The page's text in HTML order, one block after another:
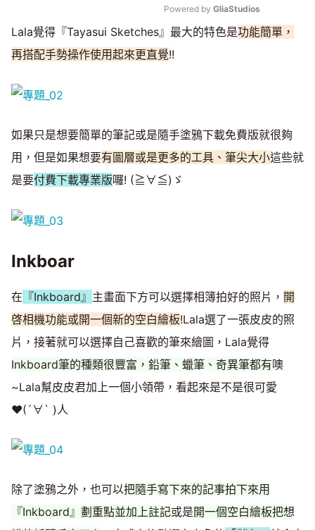
Mute
Powered by GliaStudios
Lala覺得『Tayasui Sketches』最大的特色是功能簡單，
再搭配手勢操作使用起來更直覺!!
如果只是想要簡單的筆記或是隨手塗鴉下載免費版就很夠
用，但是如果想要有圖層或是更多的工具、筆尖大小這些就
是要付費下載專業版囉! (≧∀≦)ゞ
Inkboar
在 『Inkboard』 主畫面下方可以選擇相簿拍好的照片， 開
啓相機功能或開一個新的空白繪板!Lala選了一張皮皮的照
片，接著就可以選擇自己喜歡的筆來繪圖，Lala覺得
Inkboard筆的種類很豐富，鉛筆、蠟筆、奇異筆都有噢
~Lala幫皮皮君加上一個小領帶，看起來是不是很可愛
♥(´∀` )人
除了塗鴉之外，也可以把隨手寫下來的記事拍下來用
『Inkboard』劃重點並加上註記或是開一個空白繪板把想